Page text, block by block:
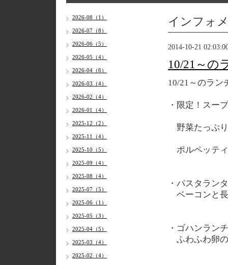
インフォ
2014-10-21
10/21～の
10/21～のラン
・限定！スー
野菜たっぷ
ポルペッテ
・パスタランタ
ベーコンと
・ゴハンランチ
ふわふわ卵
2026-08（1）
2026-07（8）
2026-06（5）
2026-05（4）
2026-04（6）
2026-03（4）
2026-02（4）
2026-01（4）
2025-12（2）
2025-11（4）
2025-10（5）
2025-09（4）
2025-08（4）
2025-07（5）
2025-06（1）
2025-05（3）
2025-04（5）
2025-03（4）
2025-02（4）